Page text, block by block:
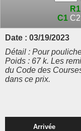
R1
C1 C2
Date : 03/19/2023
Détail : Pour
Poids : 67 k. Les
du Code des
dans ce prix.
Arrivée